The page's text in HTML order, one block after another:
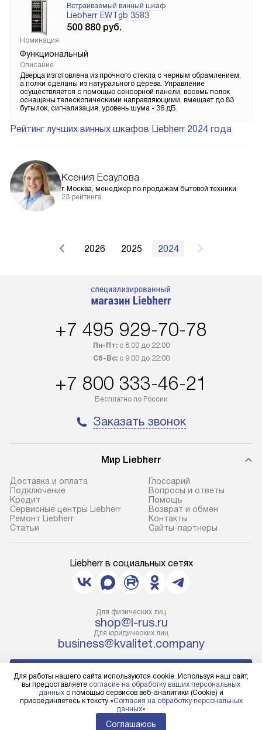
Встраиваемый винный шкаф
Liebherr EWTgb 3583
500 880 руб.
Номинация
Функциональный
Описание
Дверца изготовлена из прочного стекла с черным обрамлением,
а полки сделаны из натурального дерева. Управление
осуществляется с помощью сенсорной панели, восемь полок
оснащены телескопическими направляющими, вмещает до 83
бутылок, сигнализация, уровень шума - 36 дБ.
Рейтинг лучших винных шкафов Liebherr 2024 года
Ксения Есаулова
г. Москва, менеджер по продажам бытовой техники
23 рейтинга
2026 2025 2024
+7 495 929-70-78
Пн-Пт:с 8:00 до 22:00
Сб-Вс:с 9:00 до 22:00
+7 800 333-46-21
Бесплатно по России
Заказать звонок
Мир Liebherr
Доставка и оплата
Подключение
Кредит
Сервисные центры Liebherr
Ремонт Liebherr
Cтатьи
Глоссарий
Вопросы и ответы
Помощь
Возврат и обмен
Контакты
Сайты-партнеры
Liebherr в социальных сетях
Для физических лиц
shop@l-rus.ru
Для юридических лиц
business@kvalitet.company
Политика конфиденциальности
Условия продажи
Карта сайта
Для работы нашего сайта используются cookie. Используя наш сайт,
вы предоставляете согласие на обработку ваших персональных
данных с помощью сервисов веб-аналитики (Cookie) и
присоединяетесь к тексту «Согласия на обработку персональных
данных»
Соглашаюсь